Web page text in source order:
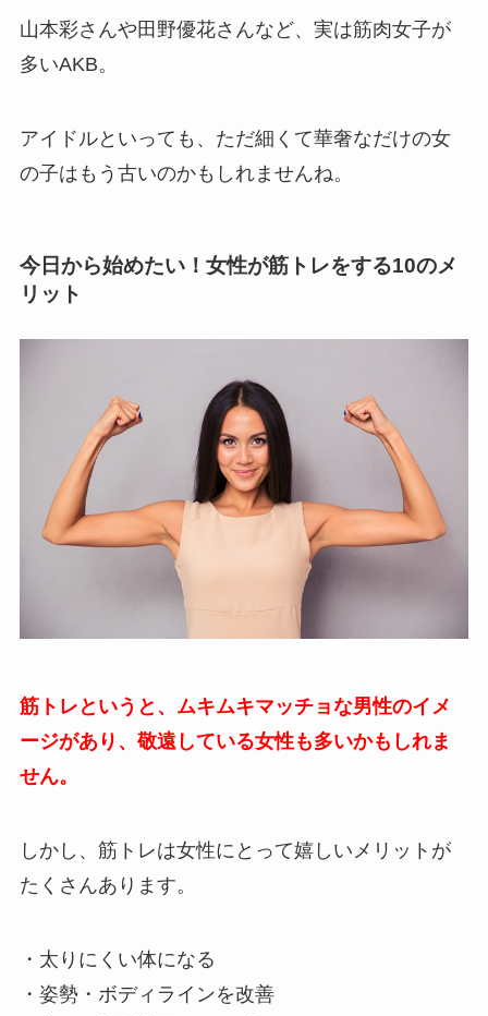
山本彩さんや田野優花さんなど、実は筋肉女子が
多いAKB。
アイドルといっても、ただ細くて華奢なだけの女
の子はもう古いのかもしれませんね。
今日から始めたい！女性が筋トレをする10のメ
リット
筋トレというと、ムキムキマッチョな男性のイメ
ージがあり、敬遠している女性も多いかもしれま
せん。
しかし、筋トレは女性にとって嬉しいメリットが
たくさんあります。
・太りにくい体になる
・姿勢・ボディラインを改善